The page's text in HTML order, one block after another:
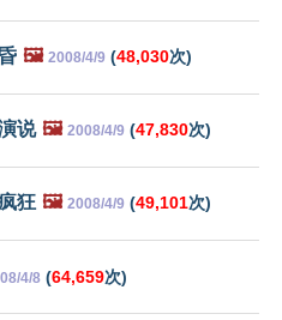
🖼️ 2008/4/9 (48,030次)
说 🖼️ 2008/4/9 (47,830次)
狂 🖼️ 2008/4/9 (49,101次)
4/8 (64,659次)